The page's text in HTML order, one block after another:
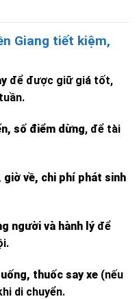
Giang tiết kiệm,
để được giữ giá tốt,
số điểm dừng, để tài
về, chi phí phát sinh
người và hành lýđể
thuốc say xe(nếu
di chuyển.